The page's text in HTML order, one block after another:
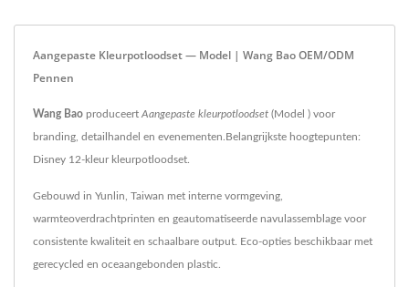
Aangepaste Kleurpotloodset — Model | Wang Bao OEM/ODM
Pennen
Wang Bao produceert Aangepaste kleurpotloodset (Model ) voor
branding, detailhandel en evenementen.Belangrijkste hoogtepunten:
Disney 12-kleur kleurpotloodset.
Gebouwd in Yunlin, Taiwan met interne vormgeving,
warmteoverdrachtprinten en geautomatiseerde navulassemblage voor
consistente kwaliteit en schaalbare output. Eco-opties beschikbaar met
gerecycled en oceaangebonden plastic.